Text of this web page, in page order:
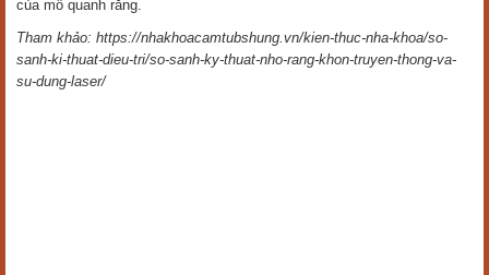
của mô quanh răng.
Tham khảo: https://nhakhoacamtubshung.vn/kien-thuc-nha-khoa/so-
sanh-ki-thuat-dieu-tri/so-sanh-ky-thuat-nho-rang-khon-truyen-thong-va-
su-dung-laser/